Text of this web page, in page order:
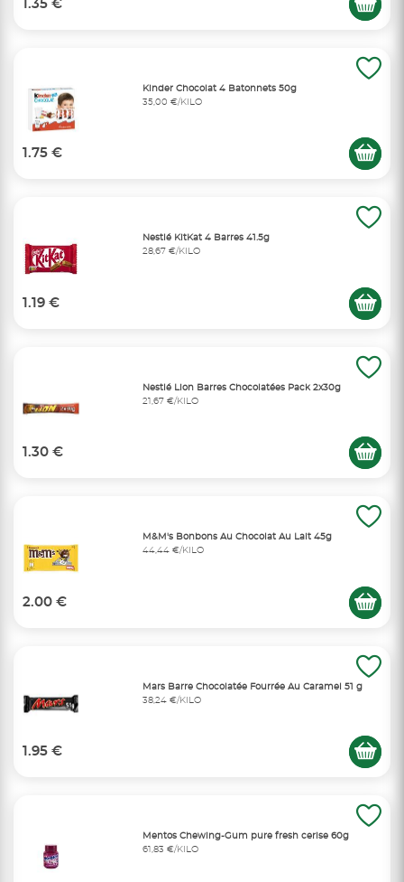
1.35 €
Kinder Chocolat 4 Batonnets 50g
35,00 €/KILO
1.75 €
Nestlé KitKat 4 Barres 41.5g
28,67 €/KILO
1.19 €
Nestlé Lion Barres Chocolatées Pack 2x30g
21,67 €/KILO
1.30 €
M&M's Bonbons Au Chocolat Au Lait 45g
44,44 €/KILO
2.00 €
Mars Barre Chocolatée Fourrée Au Caramel 51 g
38,24 €/KILO
1.95 €
Mentos Chewing-Gum pure fresh cerise 60g
61,83 €/KILO